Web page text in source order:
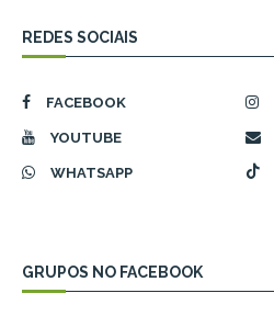
REDES SOCIAIS
FACEBOOK
YOUTUBE
WHATSAPP
GRUPOS NO FACEBOOK